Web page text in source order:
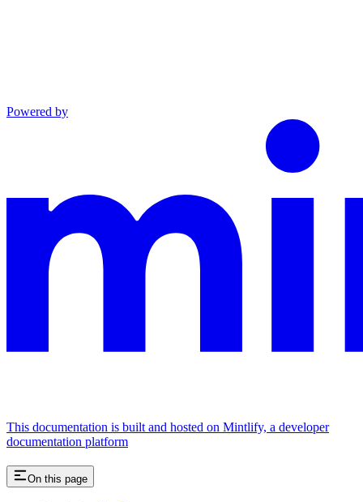
Powered by
This documentation is built and hosted on Mintlify, a developer
documentation platform
On this page